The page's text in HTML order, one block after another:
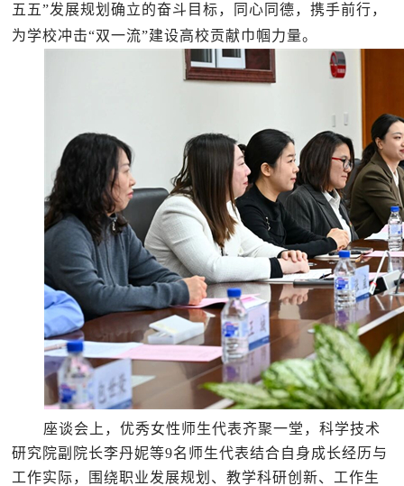
五五”发展规划确立的奋斗目标，同心同德，携手前行，
为学校冲击“双一流”建设高校贡献巾帼力量。
座谈会上，优秀女性师生代表齐聚一堂，科学技术
研究院副院长李丹妮等9名师生代表结合自身成长经历与
工作实际，围绕职业发展规划、教学科研创新、工作生